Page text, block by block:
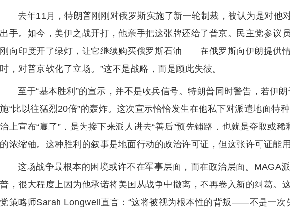
去年11月，特朗普刚刚对俄罗斯实施了新一轮制裁，被认为是对他
出手。如今，美伊之战开打，他亲手把这张牌还给了普京。民主党参议
刚向印度开了绿灯，让它继续购买俄罗斯石油——在俄罗斯向伊朗提供
时，对普京软化了立场。”这不是战略，而是顾此失彼。
至于“基本胜利”的宣示，并不是收兵信号。特朗普同时警告，若伊
施“比以往猛烈20倍”的轰炸。这次宣示恰恰发生在他私下对派遣地面特
治上宣布“赢了”，是为接下来派人进去“善后”预先铺路，也就是夺取或
的浓缩铀。这种胜利的叙事是地面行动的政治许可证，但这张许可证能
这场战争最根本的困境或许不在军事层面，而在政治层面。MAGA
普，很大程度上因为他承诺将美国从战争中撤离，不再卷入新的纠葛。
党策略师Sarah Longwell直言：“这将被视为根本性的背叛——不是一次